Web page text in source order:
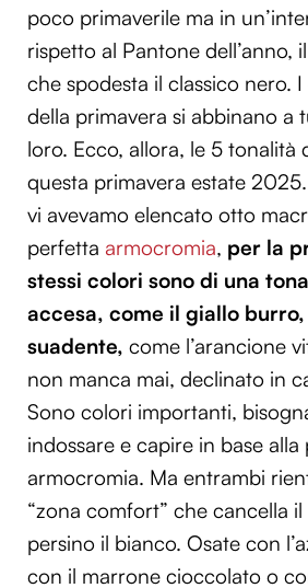
poco primaverile ma in
rispetto al Pantone dell’anno,
che spodesta il classico nero.
della primavera si abbinano a
loro. Ecco, allora, le 5 tonalità
questa primavera estate
vi avevamo elencato otto
perfetta armocromia, per la
stessi colori sono di una
accesa, come il giallo
suadente, come l’arancione
non manca mai, declinato in
Sono colori importanti,
indossare e capire in base alla
armocromia. Ma entrambi
“zona comfort” che cancella
persino il bianco. Osate con
con il marrone cioccolato o